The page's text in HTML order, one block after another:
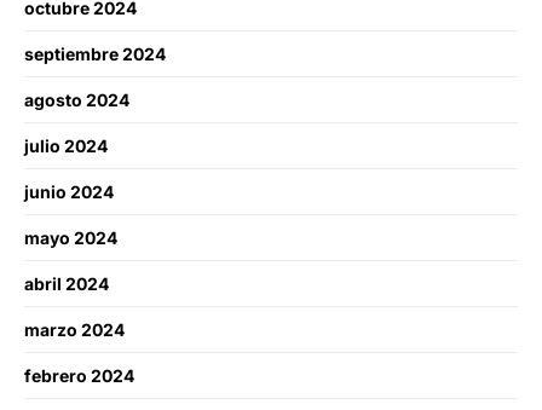
octubre 2024
septiembre 2024
agosto 2024
julio 2024
junio 2024
mayo 2024
abril 2024
marzo 2024
febrero 2024